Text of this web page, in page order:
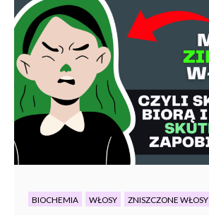
BIOCHEMIA WŁOSY ZNISZCZONE WŁOSY